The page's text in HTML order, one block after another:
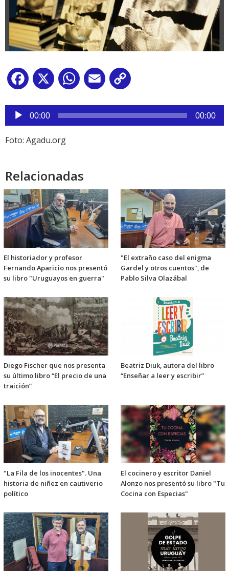
Facebook
X WhatsApp
Email
Reproductor
audio
00:00 00:00
Foto: Agadu.org
Relacionadas
El historiador y profesor
Fernando Aparicio nos presentó
su libro "Uruguayos en guerra"
"El extraño caso del enigma
Gardel y otros cuentos", de
Pablo Silva Olazábal
Diego Fischer que nos presenta
su último libro “El precio de una
traición”
Beatriz Diuk, autora del libro
“Enseñar a leer y escribir”
"La Fila de los inocentes". Una
historia de niñez en cautiverio
político
El cocinero y escritor Daniel
Alonzo nos presentó su libro "Tu
Cocina con Especias"